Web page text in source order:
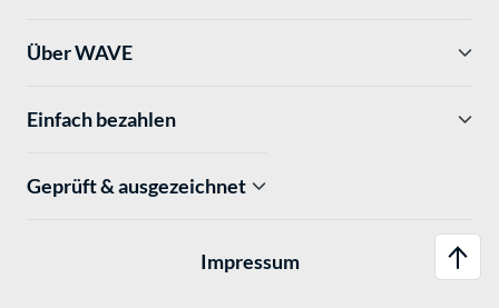
Über WAVE
Einfach bezahlen
Geprüft & ausgezeichnet
Impressum